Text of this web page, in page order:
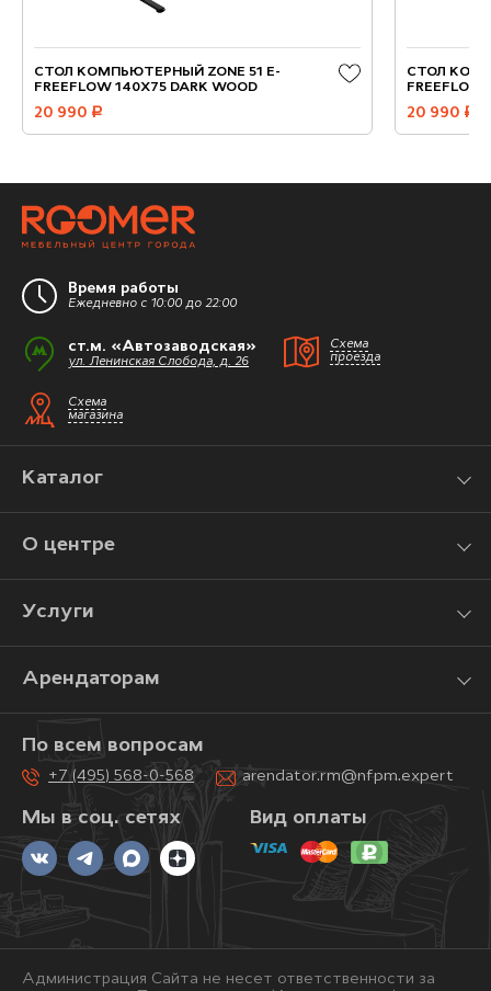
СТОЛ КОМПЬЮТЕРНЫЙ ZONE 51 E-
FREEFLOW 140X75 DARK WOOD
20 990 руб.
СТОЛ
20 990 руб.
Время работы
Ежедневно с 10:00 до 22:00
ст.м. «Автозаводская»
ул. Ленинская Слобода, д. 26
Схема
проезда
Схема
магазина
Каталог
О центре
Услуги
Арендаторам
Мы в соц. сетях
По всем вопросам
+7 (495) 568-0-568 arendator.rm@nfpm.expert
Вид оплаты
Администрация Сайта не несет ответственности за